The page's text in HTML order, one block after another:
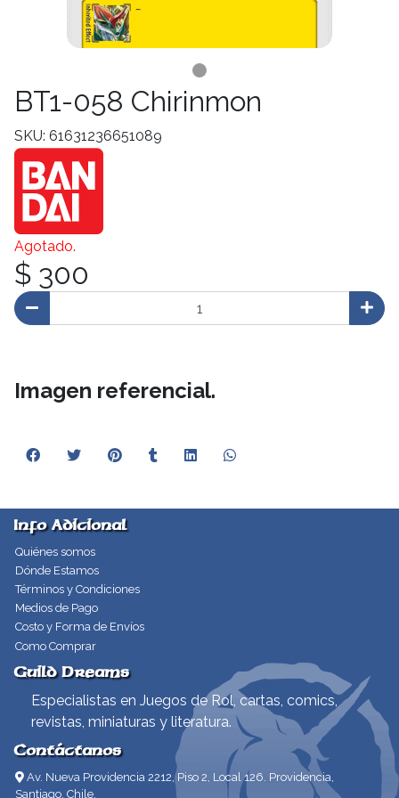
BT1-058 Chirinmon
SKU: 61631236651089
Agotado.
$ 300
Imagen referencial.
Info Adicional
Quiénes somos
Dónde Estamos
Términos y Condiciones
Medios de Pago
Costo y Forma de Envíos
Como Comprar
Guild Dreams
Especialistas en Juegos de Rol, cartas, comics,
revistas, miniaturas y literatura.
Contáctanos
Av. Nueva Providencia 2212, Piso 2, Local 126. Providencia,
Santiago, Chile.